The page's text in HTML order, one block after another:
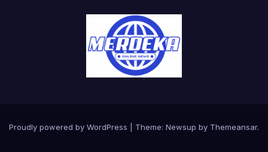
Proudly powered by WordPress Theme: Newsup by Themeansar.